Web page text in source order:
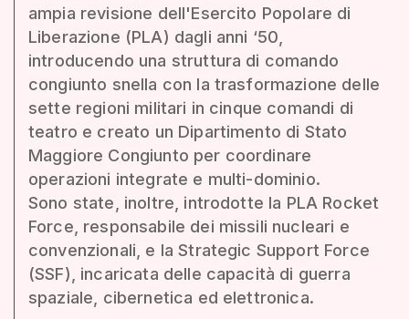
ampia revisione dell'Esercito Popolare di
Liberazione (PLA) dagli anni ‘50,
introducendo una struttura di comando
congiunto snella con la trasformazione delle
sette regioni militari in cinque comandi di
teatro e creato un Dipartimento di Stato
Maggiore Congiunto per coordinare
operazioni integrate e multi-dominio.
Sono state, inoltre, introdotte la PLA Rocket
Force, responsabile dei missili nucleari e
convenzionali, e la Strategic Support Force
(SSF), incaricata delle capacità di guerra
spaziale, cibernetica ed elettronica.